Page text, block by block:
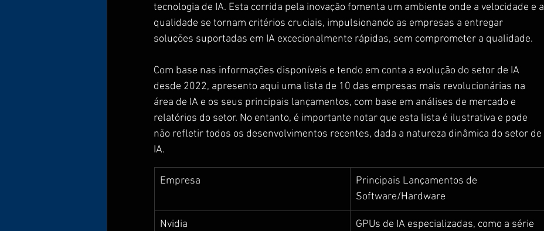
tecnologia de IA. Esta corrida pela inovação fomenta um ambiente onde a velocidade e a
qualidade se tornam critérios cruciais, impulsionando as empresas a entregar
soluções suportadas em IA excecionalmente rápidas, sem comprometer a qualidade.
Com base nas informações disponíveis e tendo em conta a evolução do setor de IA
desde 2022, apresento aqui uma lista de 10 das empresas mais revolucionárias na
área de IA e os seus principais lançamentos, com base em análises de mercado e
relatórios do setor. No entanto, é importante notar que esta lista é ilustrativa e pode
não refletir todos os desenvolvimentos recentes, dada a natureza dinâmica do setor de
IA.
Empresa
Principais Lançamentos de
Software/Hardware
Nvidia
GPUs de IA especializadas, como a série